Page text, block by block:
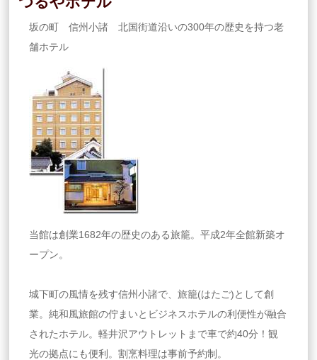
坂の町 信州小諸 北国街道沿いの300年の歴史を持つ老
舗ホテル
当館は創業1682年の歴史のある旅籠。平成2年全館新築オ
ープン。
城下町の風情を残す信州小諸で、旅籠(はたご)として創
業。純和風旅館の佇まいとビジネスホテルの利便性が融合
されたホテル。軽井沢アウトレットまで車で約40分！観
光の拠点にも便利。割烹料理は事前予約制。